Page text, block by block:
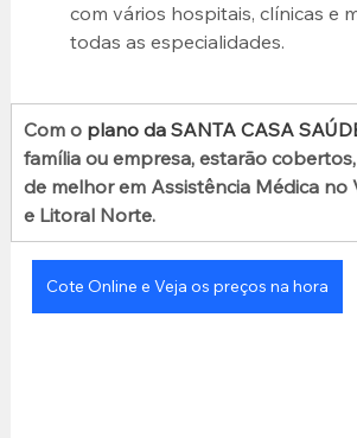
com vários hospitais, clínicas e
todas as especialidades.
Com o plano da SANTA CASA
família ou empresa, estarão
de melhor em Assistência Médica no
e Litoral Norte.
Cote Online e Veja os preços na hora